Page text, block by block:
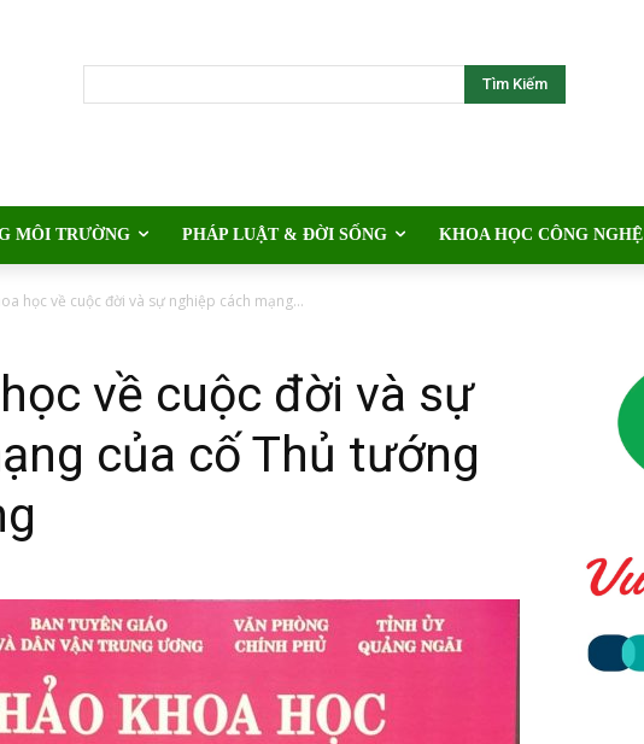
Tìm Kiếm
MÔI TRƯỜNG PHÁP LUẬT & ĐỜI SỐNG KHOA HỌC CÔNG NGHỆ
học về cuộc đời và sự nghiệp cách mạng...
về cuộc đời và sự
của cố Thủ tướng